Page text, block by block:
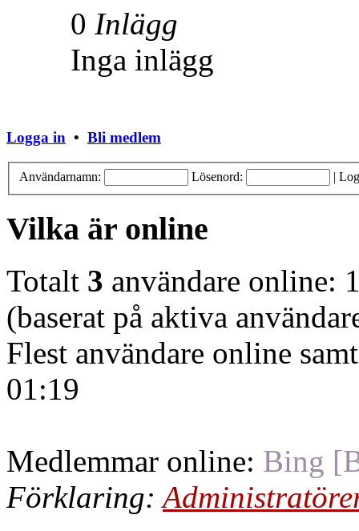
0 Inlägg
Inga inlägg
Logga in • Bli medlem
Användarnamn: Lösenord: |
Vilka är online
Totalt 3 användare online:
(baserat på aktiva
Flest användare online
01:19
Medlemmar online: Bing
Förklaring: